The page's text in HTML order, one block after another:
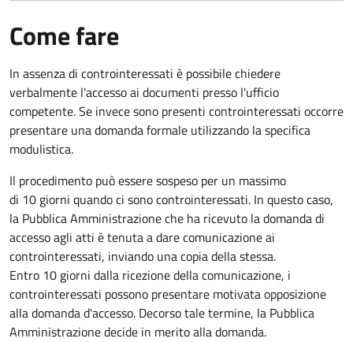
Come fare
In assenza di controinteressati è possibile chiedere
verbalmente l'accesso ai documenti presso l'ufficio
competente. Se invece sono presenti controinteressati occorre
presentare una domanda formale utilizzando la specifica
modulistica.
Il procedimento può essere sospeso per un massimo
di 10 giorni quando ci sono controinteressati. In questo caso,
la Pubblica Amministrazione che ha ricevuto la domanda di
accesso agli atti è tenuta a dare comunicazione ai
controinteressati, inviando una copia della stessa.
Entro 10 giorni dalla ricezione della comunicazione, i
controinteressati possono presentare motivata opposizione
alla domanda d'accesso. Decorso tale termine, la Pubblica
Amministrazione decide in merito alla domanda.